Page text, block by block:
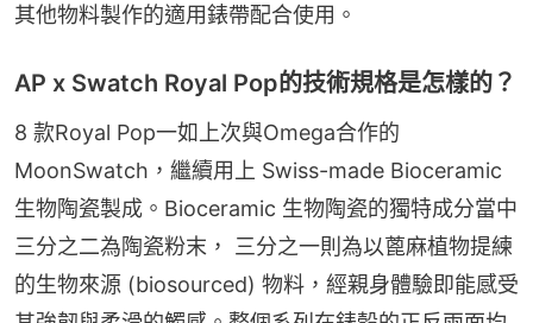
其他物料製作的適用錶帶配合使用。
AP x Swatch Royal Pop的技術規格是怎樣的？
8 款Royal Pop一如上次與Omega合作的
MoonSwatch，繼續用上 Swiss-made Bioceramic
生物陶瓷製成。Bioceramic 生物陶瓷的獨特成分當中
三分之二為陶瓷粉末， 三分之一則為以蓖麻植物提練
的生物來源 (biosourced) 物料，經親身體驗即能感受